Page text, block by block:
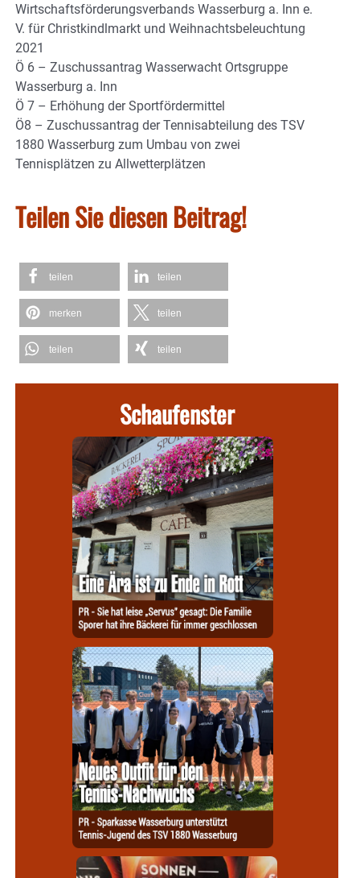
Wirtschaftsförderungsverbands Wasserburg a. Inn e.
V. für Christkindlmarkt und Weihnachtsbeleuchtung
2021
Ö 6 – Zuschussantrag Wasserwacht Ortsgruppe
Wasserburg a. Inn
Ö 7 – Erhöhung der Sportfördermittel
Ö8 – Zuschussantrag der Tennisabteilung des TSV
1880 Wasserburg zum Umbau von zwei
Tennisplätzen zu Allwetterplätzen
Teilen Sie diesen Beitrag!
teilen teilen
merken teilen
teilen teilen
Schaufenster